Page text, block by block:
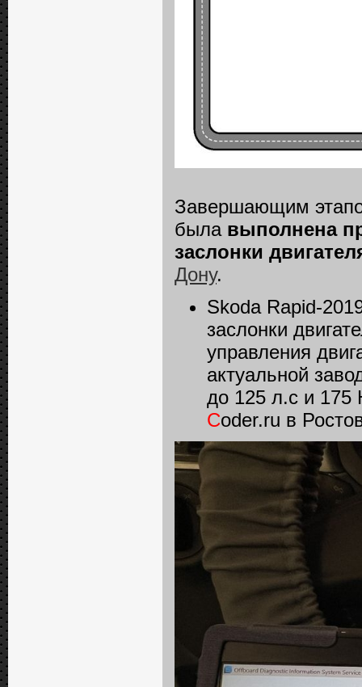
Завершающим
была выполнена
заслонки
Дону.
Skoda Rapid-
заслонки
управления
актуальной
до 125 л.с и
Coder.ru в